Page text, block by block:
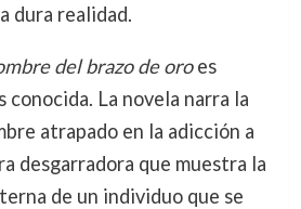
dura realidad.
del brazo de oroes
conocida. La novela narra la
atrapado en la adicción a
desgarradora que muestra la
de un individuo que se